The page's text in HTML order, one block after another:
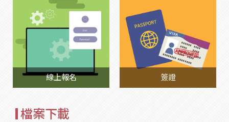
線上報名 簽證
檔案下載